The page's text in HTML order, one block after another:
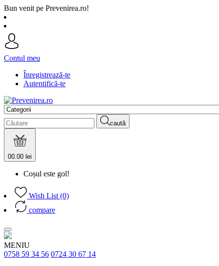
Bun venit pe Prevenirea.ro!
Contul meu
Înregistrează-te
Autentifică-te
caută
00.00 lei
Coșul este gol!
Wish List (0)
compare
MENIU
0758 59 34 56 0724 30 67 14